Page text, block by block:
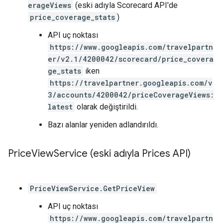
erageViews (eski adıyla Scorecard API'de
price_coverage_stats )
API uç noktası
https://www.googleapis.com/travelpartn
er/v2.1/4200042/scorecard/price_covera
ge_stats iken
https://travelpartner.googleapis.com/v
3/accounts/4200042/priceCoverageViews:
latest olarak değiştirildi.
Bazı alanlar yeniden adlandırıldı.
PriceViewService (eski adıyla Prices API)
PriceViewService.GetPriceView
API uç noktası
https://www.googleapis.com/travelpartn